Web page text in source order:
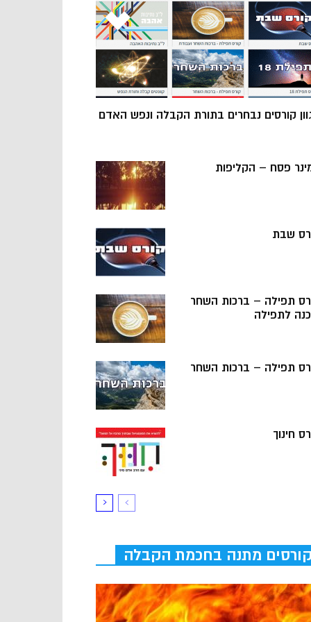
קורסים נבחרים בתורת הקבלה ונפש האדם
פסח – הקליפות
שבת
תפילה – ברכות השחר
לתפילה
תפילה – ברכות השחר
חינוך
קורסים מתנה בחכמת הקבלה